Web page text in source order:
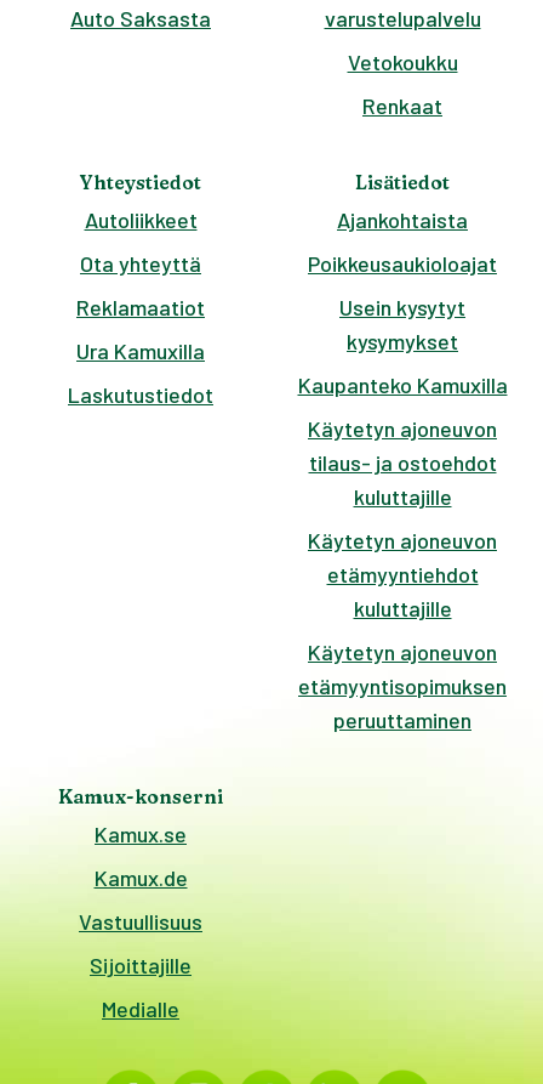
Auto Saksasta
varustelupalvelu
Vetokoukku
Renkaat
Yhteystiedot
Autoliikkeet
Ota yhteyttä
Reklamaatiot
Ura Kamuxilla
Laskutustiedot
Lisätiedot
Ajankohtaista
Poikkeusaukioloajat
Usein kysytyt
kysymykset
Kaupanteko Kamuxilla
Käytetyn ajoneuvon
tilaus- ja ostoehdot
kuluttajille
Käytetyn ajoneuvon
etämyyntiehdot
kuluttajille
Käytetyn ajoneuvon
etämyyntisopimuksen
peruuttaminen
Kamux-konserni
Kamux.se
Kamux.de
Vastuullisuus
Sijoittajille
Medialle